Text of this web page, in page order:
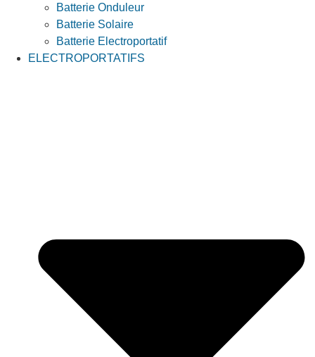
Batterie Onduleur
Batterie Solaire
Batterie Electroportatif
ELECTROPORTATIFS